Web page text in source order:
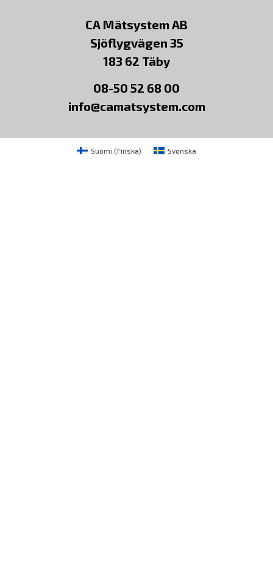
CA Mätsystem AB
Sjöflygvägen 35
183 62 Täby
08-50 52 68 00
info@camatsystem.com
Suomi (Finska) Svenska